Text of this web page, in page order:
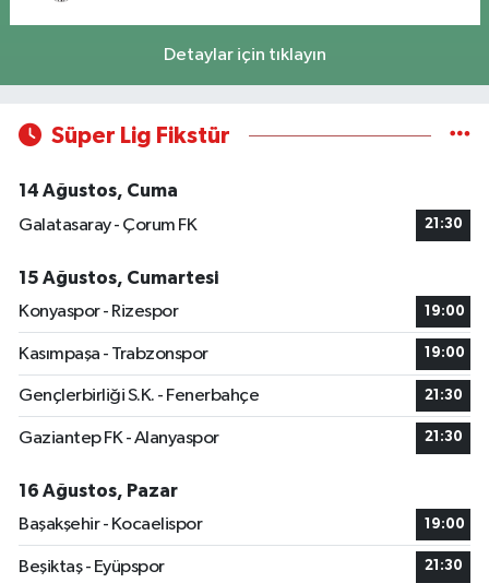
Detaylar için tıklayın
Süper Lig Fikstür
14 Ağustos, Cuma
Galatasaray - Çorum FK
21:30
15 Ağustos, Cumartesi
Konyaspor - Rizespor
19:00
Kasımpaşa - Trabzonspor 19:00
Gençlerbirliği S.K. - Fenerbahçe 21:30
Gaziantep FK - Alanyaspor 21:30
16 Ağustos, Pazar
Başakşehir - Kocaelispor
19:00
Beşiktaş - Eyüpspor 21:30